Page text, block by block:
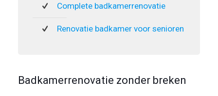
Complete badkamerrenovatie
Renovatie badkamer voor senioren
Badkamerrenovatie zonder breken